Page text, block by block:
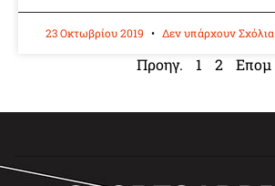
23 Οκτωβρίου 2019 Δεν υπάρχουν Σχόλια
Προηγ. 1 2 Επομ